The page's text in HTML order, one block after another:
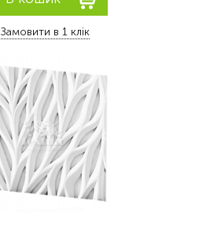
Замовити в 1 клік